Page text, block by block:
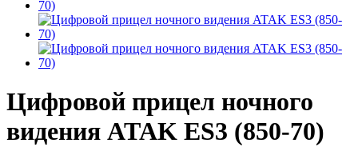
Цифровой прицел ночного
видения ATAK ES3 (850-70)